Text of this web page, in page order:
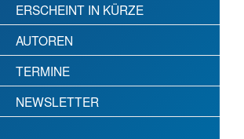
ERSCHEINT IN KÜRZE
AUTOREN
TERMINE
NEWSLETTER